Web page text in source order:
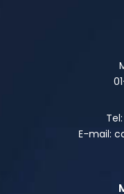
E-mail: